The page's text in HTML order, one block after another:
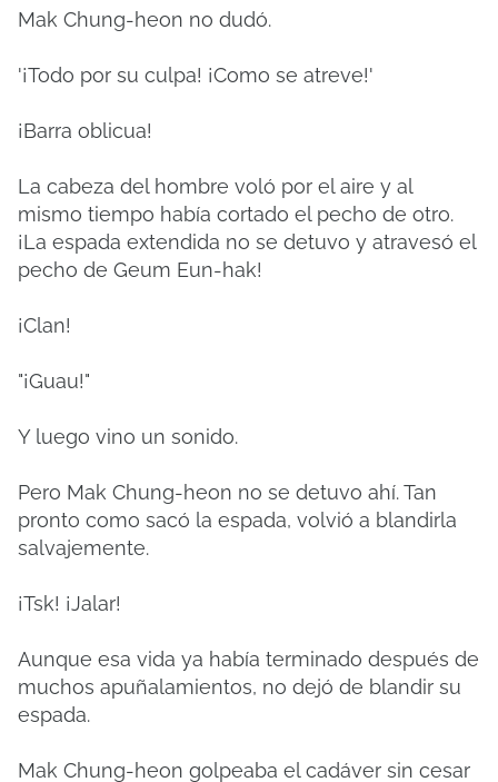
Mak Chung-heon no dudó.
'¡Todo por su culpa! ¡Como se atreve!'
¡Barra oblicua!
La cabeza del hombre voló por el aire y al
mismo tiempo había cortado el pecho de otro.
¡La espada extendida no se detuvo y atravesó el
pecho de Geum Eun-hak!
¡Clan!
"¡Guau!"
Y luego vino un sonido.
Pero Mak Chung-heon no se detuvo ahí. Tan
pronto como sacó la espada, volvió a blandirla
salvajemente.
¡Tsk! ¡Jalar!
Aunque esa vida ya había terminado después de
muchos apuñalamientos, no dejó de blandir su
espada.
Mak Chung-heon golpeaba el cadáver sin cesar